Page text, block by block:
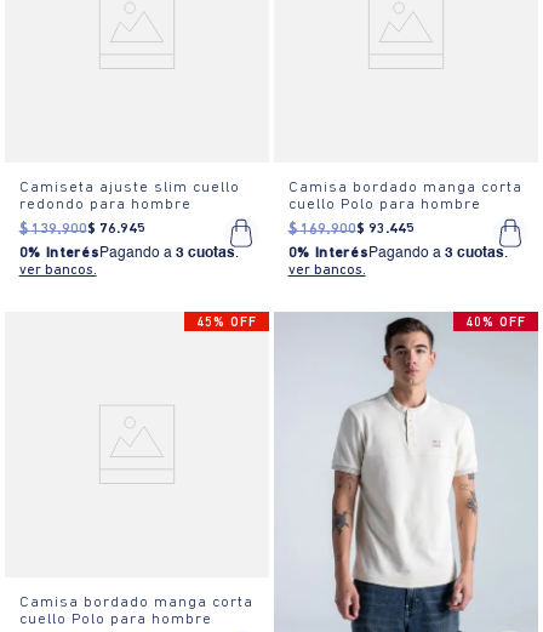
Camiseta ajuste slim cuello
redondo para hombre
$ 139.900$ 76.945
0% Interés Pagando a 3 cuotas.
ver bancos.
Camisa bordado manga corta
cuello Polo para hombre
$ 169.900$ 93 .445
0% Interés Pagando a 3 cuotas.
ver bancos.
45% OFF
Camisa bordado manga corta
cuello Polo para hombre
40% OFF